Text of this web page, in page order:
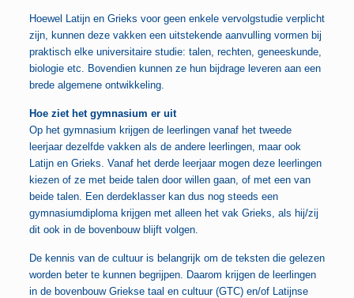
Hoewel Latijn en Grieks voor geen enkele vervolgstudie verplicht
zijn, kunnen deze vakken een uitstekende aanvulling vormen bij
praktisch elke universitaire studie: talen, rechten, geneeskunde,
biologie etc. Bovendien kunnen ze hun bijdrage leveren aan een
brede algemene ontwikkeling.
Hoe ziet het gymnasium er uit
Op het gymnasium krijgen de leerlingen vanaf het tweede
leerjaar dezelfde vakken als de andere leerlingen, maar ook
Latijn en Grieks. Vanaf het derde leerjaar mogen deze leerlingen
kiezen of ze met beide talen door willen gaan, of met een van
beide talen. Een derdeklasser kan dus nog steeds een
gymnasiumdiploma krijgen met alleen het vak Grieks, als hij/zij
dit ook in de bovenbouw blijft volgen.
De kennis van de cultuur is belangrijk om de teksten die gelezen
worden beter te kunnen begrijpen. Daarom krijgen de leerlingen
in de bovenbouw Griekse taal en cultuur (GTC) en/of Latijnse